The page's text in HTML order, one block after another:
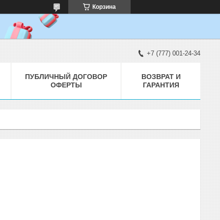
Корзина
+7 (777) 001-24-34
ПУБЛИЧНЫЙ ДОГОВОР
ОФЕРТЫ
ВОЗВРАТ И
ГАРАНТИЯ